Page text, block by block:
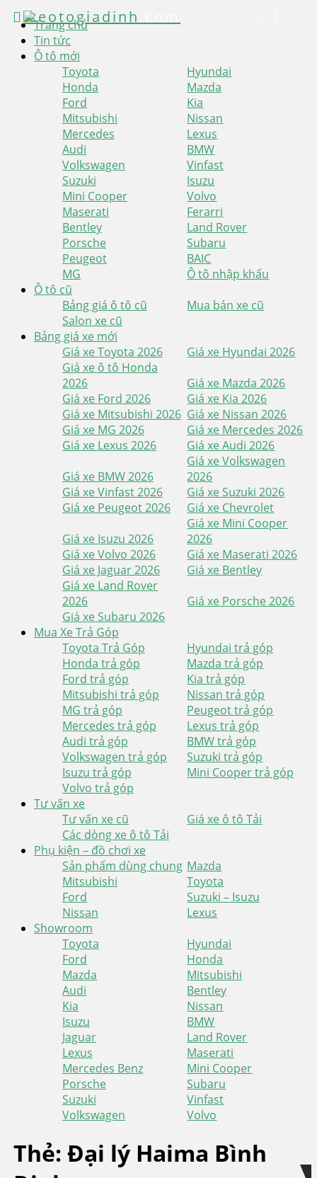
Trang chủ
Tin tức
Ô tô mới
Toyota
Hyundai
Honda
Mazda
Ford
Kia
Mitsubishi
Nissan
Mercedes
Lexus
Audi
BMW
Volkswagen
Vinfast
Suzuki
Isuzu
Mini Cooper
Volvo
Maserati
Ferarri
Bentley
Land Rover
Porsche
Subaru
Peugeot
BAIC
MG
Ô tô nhập khẩu
Ô tô cũ
Bảng giá ô tô cũ
Mua bán xe cũ
Salon xe cũ
Bảng giá xe mới
Giá xe Toyota 2026
Giá xe Hyundai 2026
Giá xe ô tô Honda
2026
Giá xe Mazda 2026
Giá xe Ford 2026
Giá xe Kia 2026
Giá xe Mitsubishi 2026 Giá xe Nissan 2026
Giá xe MG 2026
Giá xe Mercedes 2026
Giá xe Lexus 2026
Giá xe Audi 2026
Giá xe BMW 2026
Giá xe Volkswagen
2026
Giá xe Vinfast 2026
Giá xe Suzuki 2026
Giá xe Peugeot 2026
Giá xe Chevrolet
Giá xe Isuzu 2026
Giá xe Mini Cooper
2026
Giá xe Volvo 2026
Giá xe Maserati 2026
Giá xe Jaguar 2026
Giá xe Bentley
Giá xe Land Rover
2026
Giá xe Porsche 2026
Giá xe Subaru 2026
Mua Xe Trả Góp
Toyota Trả Góp
Hyundai trả góp
Honda trả góp
Mazda trả góp
Ford trả góp
Kia trả góp
Mitsubishi trả góp
Nissan trả góp
MG trả góp
Peugeot trả góp
Mercedes trả góp
Lexus trả góp
Audi trả góp
BMW trả góp
Volkswagen trả góp
Suzuki trả góp
Isuzu trả góp
Mini Cooper trả góp
Volvo trả góp
Tư vấn xe
Tư vấn xe cũ
Giá xe ô tô Tải
Các dòng xe ô tô Tải
Phụ kiện – đồ chơi xe
Sản phẩm dùng chung Mazda
Mitsubishi
Toyota
Ford
Suzuki – Isuzu
Nissan
Lexus
Showroom
Toyota
Hyundai
Ford
Honda
Mazda
Mitsubishi
Audi
Bentley
Kia
Nissan
Isuzu
BMW
Jaguar
Land Rover
Lexus
Maserati
Mercedes Benz
Mini Cooper
Porsche
Subaru
Suzuki
Vinfast
Volkswagen
Volvo
xeotogiadinh
Skip
Skip
Thẻ: Đại lý Haima Bình